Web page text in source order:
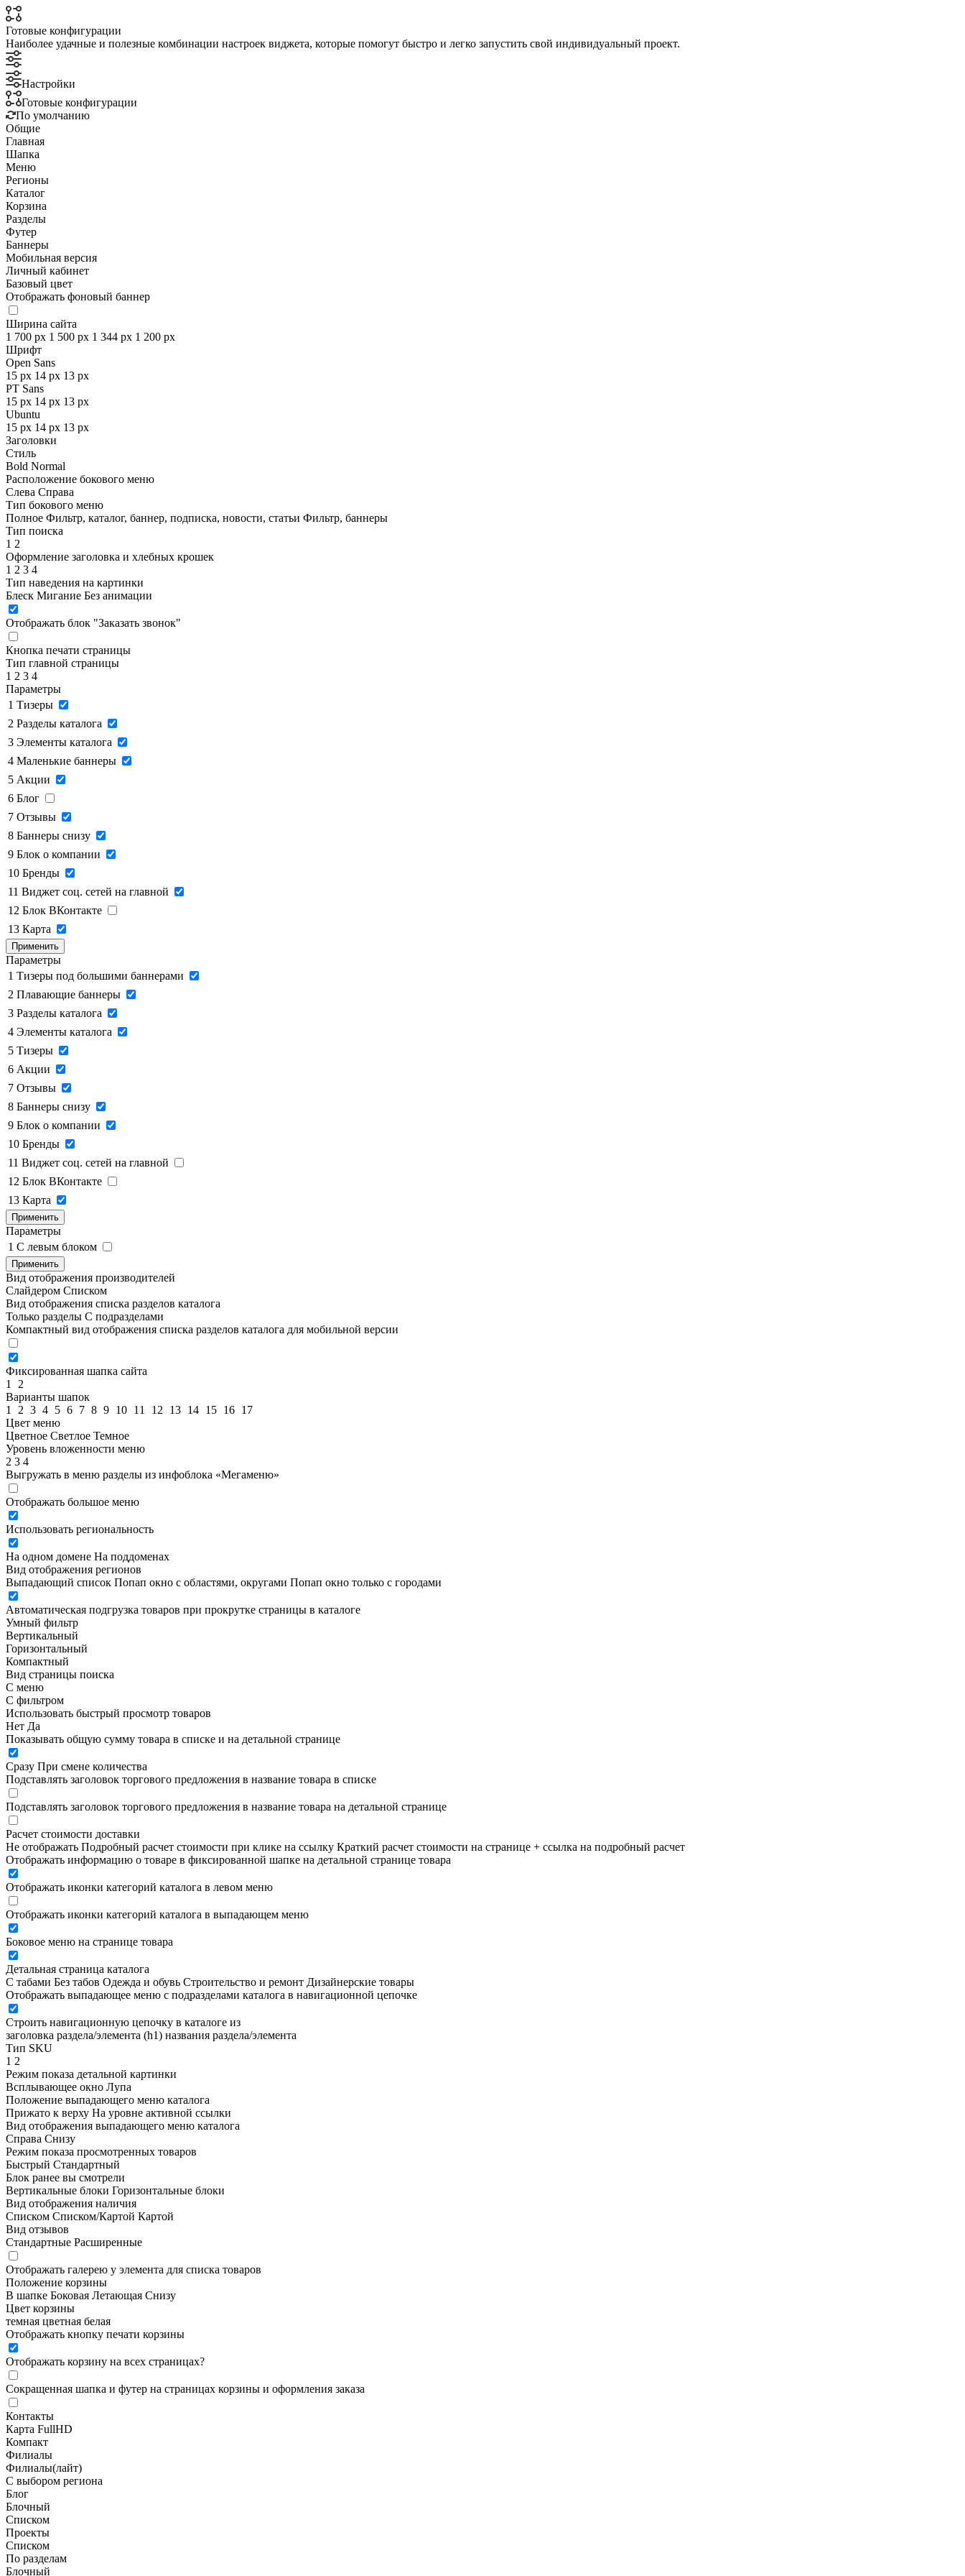
Готовые конфигурации
Наиболее удачные и полезные комбинации настроек виджета, которые помогут быстро и легко запустить свой индивидуальный проект.
Настройки
Готовые конфигурации
По умолчанию
Общие
Главная
Шапка
Меню
Регионы
Каталог
Корзина
Разделы
Футер
Баннеры
Мобильная версия
Личный кабинет
Базовый цвет
Отображать фоновый баннер
Ширина сайта
1 700 px 1 500 px 1 344 px 1 200 px
Шрифт
Open Sans
15 px 14 px 13 px
PT Sans
15 px 14 px 13 px
Ubuntu
15 px 14 px 13 px
Заголовки
Стиль
Bold Normal
Расположение бокового меню
Слева Справа
Тип бокового меню
Полное Фильтр, каталог, баннер, подписка, новости, статьи Фильтр, баннеры
Тип поиска
1 2
Оформление заголовка и хлебных крошек
1 2 3 4
Тип наведения на картинки
Блеск Мигание Без анимации
Отображать блок "Заказать звонок"
Кнопка печати страницы
Тип главной страницы
1 2 3 4
Параметры
1 Тизеры
2 Разделы каталога
3 Элементы каталога
4 Маленькие баннеры
5 Акции
6 Блог
7 Отзывы
8 Баннеры снизу
9 Блок о компании
10 Бренды
11 Виджет соц. сетей на главной
12 Блок ВКонтакте
13 Карта
Применить
Параметры
1 Тизеры под большими баннерами
2 Плавающие баннеры
3 Разделы каталога
4 Элементы каталога
5 Тизеры
6 Акции
7 Отзывы
8 Баннеры снизу
9 Блок о компании
10 Бренды
11 Виджет соц. сетей на главной
12 Блок ВКонтакте
13 Карта
Применить
Параметры
1 C левым блоком
Применить
Вид отображения производителей
Слайдером Списком
Вид отображения списка разделов каталога
Только разделы С подразделами
Компактный вид отображения списка разделов каталога для мобильной версии
Фиксированная шапка сайта
1
2
Варианты шапок
1
2 3 4 5 6 7 8 9 10 11 12 13 14 15 16 17
Цвет меню
Цветное Светлое Темное
Уровень вложенности меню
2 3 4
Выгружать в меню разделы из инфоблока «Мегаменю»
Отображать большое меню
Использовать региональность
На одном домене На поддоменах
Вид отображения регионов
Выпадающий список Попап окно c областями, округами Попап окно только с городами
Автоматическая подгрузка товаров при прокрутке страницы в каталоге
Умный фильтр
Вертикальный
Горизонтальный
Компактный
Вид страницы поиска
С меню
С фильтром
Использовать быстрый просмотр товаров
Нет Да
Показывать общую сумму товара в списке и на детальной странице
Сразу При смене количества
Подставлять заголовок торгового предложения в название товара в списке
Подставлять заголовок торгового предложения в название товара на детальной странице
Расчет стоимости доставки
Не отображать Подробный расчет стоимости при клике на ссылку Краткий расчет стоимости на странице + ссылка на подробный расчет
Отображать информацию о товаре в фиксированной шапке на детальной странице товара
Отображать иконки категорий каталога в левом меню
Отображать иконки категорий каталога в выпадающем меню
Боковое меню на странице товара
Детальная страница каталога
С табами Без табов Одежда и обувь Строительство и ремонт Дизайнерские товары
Отображать выпадающее меню с подразделами каталога в навигационной цепочке
Строить навигационную цепочку в каталоге из
заголовка раздела/элемента (h1) названия раздела/элемента
Тип SKU
1 2
Режим показа детальной картинки
Всплывающее окно Лупа
Положение выпадающего меню каталога
Прижато к верху На уровне активной ссылки
Вид отображения выпадающего меню каталога
Справа Снизу
Режим показа просмотренных товаров
Быстрый Стандартный
Блок ранее вы смотрели
Вертикальные блоки Горизонтальные блоки
Вид отображения наличия
Списком Списком/Картой Картой
Вид отзывов
Стандартные Расширенные
Отображать галерею у элемента для списка товаров
Положение корзины
В шапке Боковая Летающая Снизу
Цвет корзины
темная цветная белая
Отображать кнопку печати корзины
Отображать корзину на всех страницах?
Сокращенная шапка и футер на страницах корзины и оформления заказа
Контакты
Карта FullHD
Компакт
Филиалы
Филиалы(лайт)
С выбором региона
Блог
Блочный
Списком
Проекты
Списком
По разделам
Блочный